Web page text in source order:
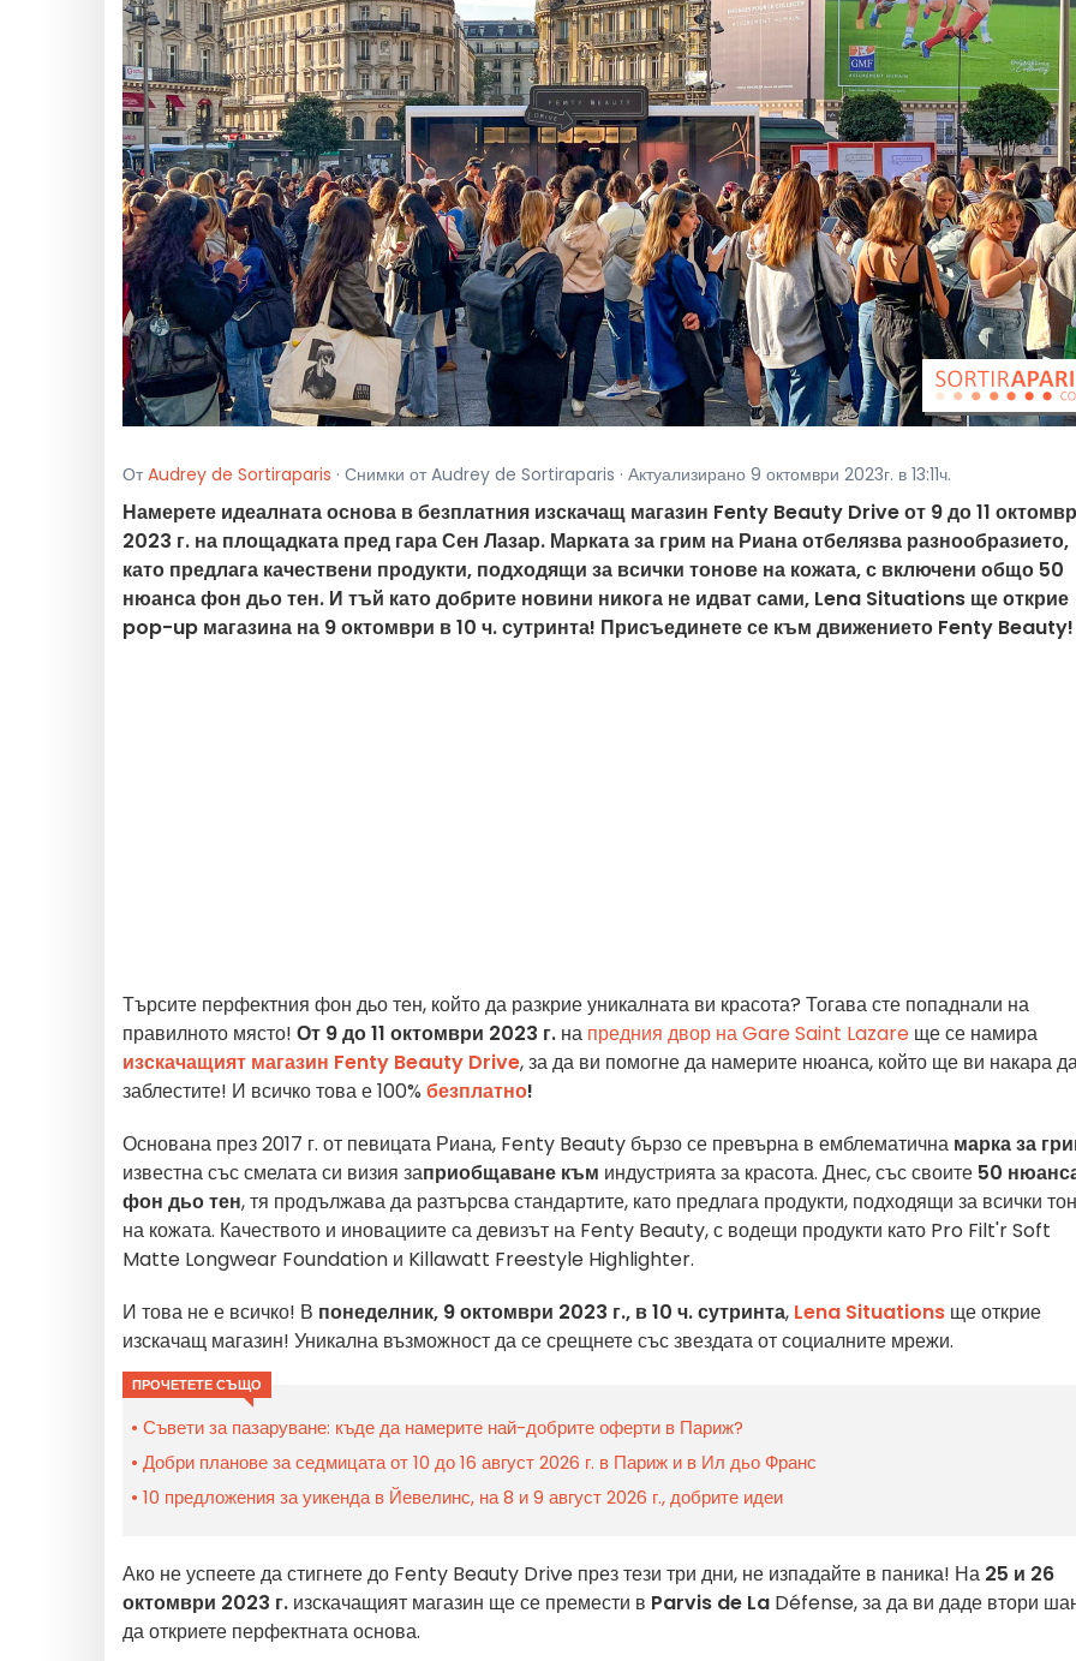
От Audrey de Sortiraparis · Снимки от Audrey de Sortiraparis · Актуализирано 9 октомври 2023г. в 13:11ч.
Намерете идеалната основа в безплатния изскачащ магазин Fenty Beauty Drive от 9 до 11
2023 г. на площадката пред гара Сен Лазар. Марката за грим на Риана отбелязва разнообразието,
като предлага качествени продукти, подходящи за всички тонове на кожата, с включени общо 50
нюанса фон дьо тен. И тъй като добрите новини никога не идват сами, Lena Situations ще открие
pop-up магазина на 9 октомври в 10 ч. сутринта! Присъединете се към движението Fenty Beauty!
Търсите перфектния фон дьо тен, който да разкрие уникалната ви красота? Тогава сте попаднали на
правилното място! От 9 до 11 октомври 2023 г. на предния двор на Gare Saint Lazare ще се намира
изскачащият магазин Fenty Beauty Drive, за да ви помогне да намерите нюанса, който ще ви накара
заблестите! И всичко това е 100% безплатно!
Основана през 2017 г. от певицата Риана, Fenty Beauty бързо се превърна в емблематична марка за
известна със смелата си визия заприобщаване към индустрията за красота. Днес, със своите 50
фон дьо тен, тя продължава да разтърсва стандартите, като предлага продукти, подходящи за всички
на кожата. Качеството и иновациите са девизът на Fenty Beauty, с водещи продукти като Pro Filt'r Soft
Matte Longwear Foundation и Killawatt Freestyle Highlighter.
И това не е всичко! В понеделник, 9 октомври 2023 г., в 10 ч. сутринта, Lena Situations ще открие
изскачащ магазин! Уникална възможност да се срещнете със звездата от социалните мрежи.
ПРОЧЕТЕТЕ СЪЩО
Съвети за пазаруване: къде да намерите най-добрите оферти в Париж?
Добри планове за седмицата от 10 до 16 август 2026 г. в Париж и в Ил дьо Франс
10 предложения за уикенда в Йевелинс, на 8 и 9 август 2026 г., добрите идеи
Ако не успеете да стигнете до Fenty Beauty Drive през тези три дни, не изпадайте в паника! На 25 и 26
октомври 2023 г. изскачащият магазин ще се премести в Parvis de La Défense, за да ви даде втори
да откриете перфектната основа.